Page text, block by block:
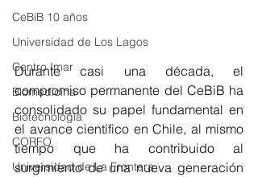
CeBiB 10 años
Universidad de Los Lagos
Centro Imar
Biomedicina
Biotecnologia
CORFO
Universidad de La Frontera
Durante casi una década, el
compromiso permanente del CeBiB ha
consolidado su papel fundamental en
el avance científico en Chile, al mismo
tiempo que ha contribuido al
surgimiento de una nueva generación